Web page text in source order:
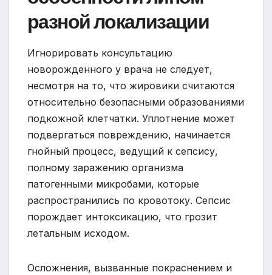
разной локализации
Игнорировать консультацию
новорожденного у врача не следует,
несмотря на то, что жировики считаются
относительно безопасными образованиями
подкожной клетчатки. Уплотнение может
подвергаться повреждению, начинается
гнойный процесс, ведущий к сепсису,
полному заражению организма
патогенными микробами, которые
распространились по кровотоку. Сепсис
порождает интоксикацию, что грозит
летальным исходом.
Осложнения, вызванные покраснением и